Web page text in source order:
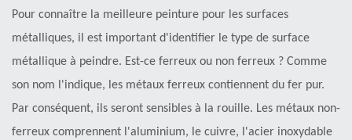
Pour connaître la meilleure peinture pour les surfaces
métalliques, il est important d'identifier le type de surface
métallique à peindre. Est-ce ferreux ou non ferreux ? Comme
son nom l'indique, les métaux ferreux contiennent du fer pur.
Par conséquent, ils seront sensibles à la rouille. Les métaux non-
ferreux comprennent l'aluminium, le cuivre, l'acier inoxydable